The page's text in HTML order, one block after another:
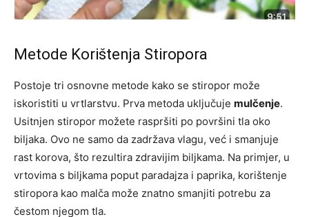
Metode Korištenja Stiropora
Postoje tri osnovne metode kako se stiropor može
iskoristiti u vrtlarstvu. Prva metoda uključuje mulčenje.
Usitnjen stiropor možete raspršiti po površini tla oko
biljaka. Ovo ne samo da zadržava vlagu, već i smanjuje
rast korova, što rezultira zdravijim biljkama. Na primjer, u
vrtovima s biljkama poput paradajza i paprika, korištenje
stiropora kao malča može znatno smanjiti potrebu za
čestom njegom tla.